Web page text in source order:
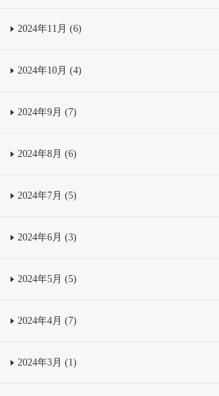
2024年11月 (6)
2024年10月 (4)
2024年9月 (7)
2024年8月 (6)
2024年7月 (5)
2024年6月 (3)
2024年5月 (5)
2024年4月 (7)
2024年3月 (1)